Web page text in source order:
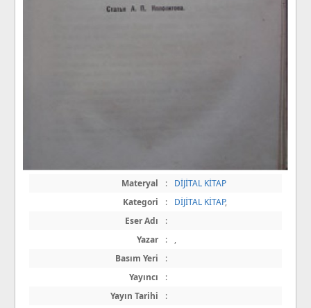
Materyal :
DİJİTAL KİTAP
Kategori
: DİJİTAL KİTAP,
Eser Adı
:
Yazar
:
,
Basım Yeri
:
Yayıncı
:
Yayın Tarihi
: